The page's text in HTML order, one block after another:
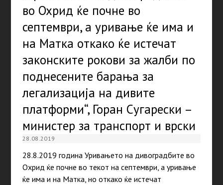
во Охрид ќе почне во
септември, а уривање ќе има и
на Матка откако ќе истечат
законските рокови за жалби по
поднесените барања за
легализација на дивите
платформи“, Горан Сугарески –
министер за транспорт и врски
28.08.2019
28.8.2019 година Уривањето на дивоградбите во
Охрид ќе почне во текот на септември, а уривање
ќе има и на Матка, но откако ќе истечат